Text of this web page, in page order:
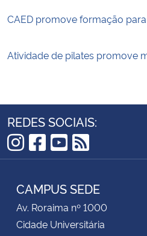
CAED promove formação
Atividade de pilates promove
REDES SOCIAIS:
Instagram
Facebook
YouTube
RSS
CAMPUS SEDE
Av. Roraima nº 1000
Cidade Universitária